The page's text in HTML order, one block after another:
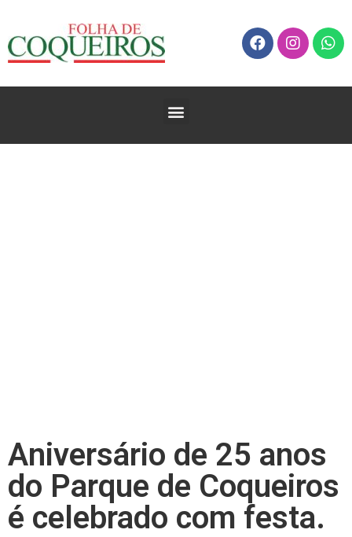
Aniversário de 25 anos
do Parque de Coqueiros
é celebrado com festa.